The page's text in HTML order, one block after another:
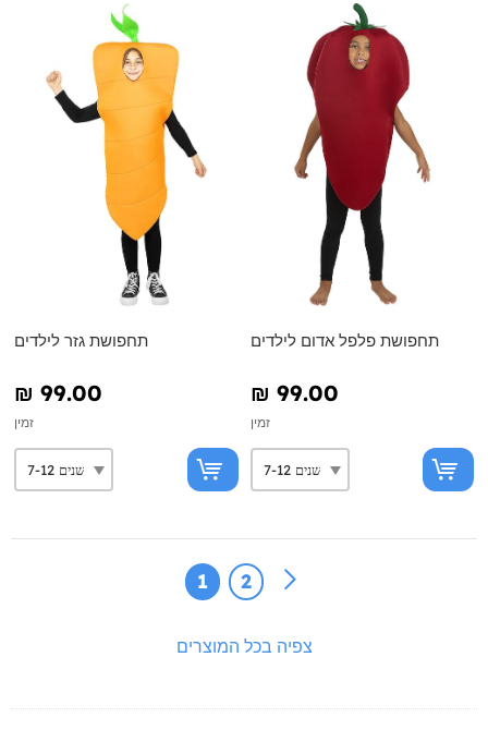
תחפושת גזר לילדים
₪‎ 99.00
זמין
תחפושת פלפל אדום לילדים
₪‎ 99.00
זמין
1 2
צפיה בכל המוצרים